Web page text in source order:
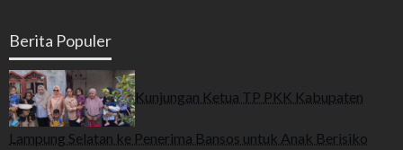
Berita Populer
Kunjungan Ketua TP PKK Kabupaten
Lampung Selatan ke Penerima Bansos untuk Anak Berisiko